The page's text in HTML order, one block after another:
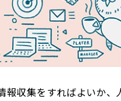
報収集をすればよいか、